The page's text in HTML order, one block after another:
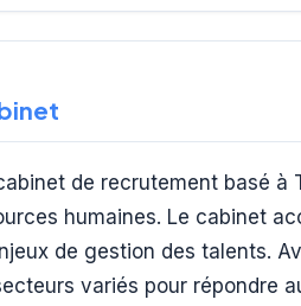
de recrutement basé à
humaines. Le cabinet
de gestion des talents.
variés pour répondre